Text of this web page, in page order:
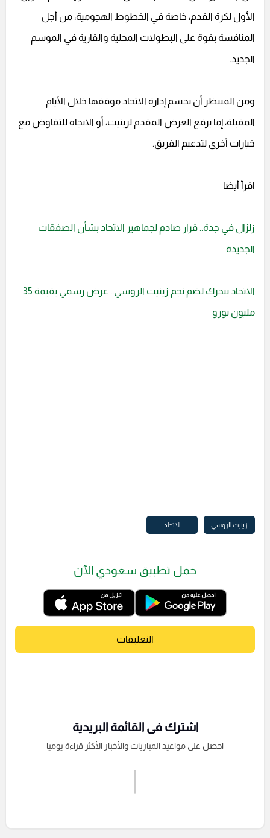
الأول لكرة القدم، خاصة في الخطوط الهجومية، من أجل
المنافسة بقوة على البطولات المحلية والقارية في الموسم
الجديد.
ومن المنتظر أن تحسم إدارة الاتحاد موقفها خلال الأيام
المقبلة، إما برفع العرض المقدم لزينيت، أو الاتجاه للتفاوض مع
خيارات أخرى لتدعيم الفريق.
اقرأ أيضا
زلزال في جدة.. قرار صادم لجماهير الاتحاد بشأن الصفقات
الجديدة
الاتحاد يتحرك لضم نجم زينيت الروسي.. عرض رسمي بقيمة 35
مليون يورو
زينيت الروسي الاتحاد
حمل تطبيق سعودي الآن
التعليقات
اشترك فى القائمة البريدية
احصل على مواعيد المباريات والأخبار الأكثر قراءة يوميا